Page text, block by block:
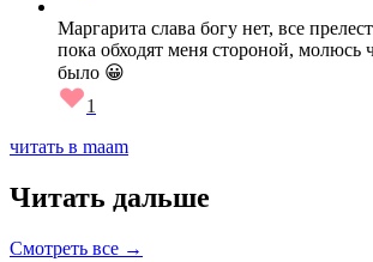
Маргарита слава богу нет, все
пока обходят меня стороной, молюсь
было 😀
1
читать в maam
Читать дальше
Смотреть все →